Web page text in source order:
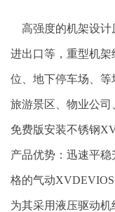
高强度的机架设计原
进出口等，重型机
位、地下停车场
旅游景区、物业公
免费版安装不锈钢
产品优势：迅速平
格的气动XVDEVIOS
为其采用液压驱动